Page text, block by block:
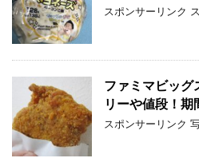
スポンサーリンク
ファミマビッグ
リーや値段！期
スポンサーリンク